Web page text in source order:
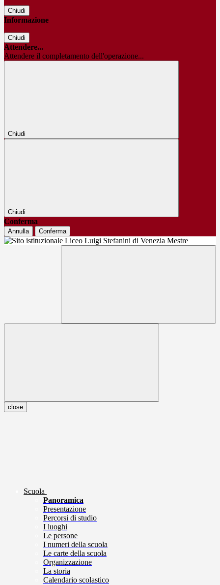
Chiudi
Informazione
Chiudi
Attendere...
Attendere il completamento dell'operazione...
Chiudi
Chiudi
Conferma
Annulla Conferma
close
Scuola
Panoramica
Presentazione
Percorsi di studio
I luoghi
Le persone
I numeri della scuola
Le carte della scuola
Organizzazione
La storia
Calendario scolastico